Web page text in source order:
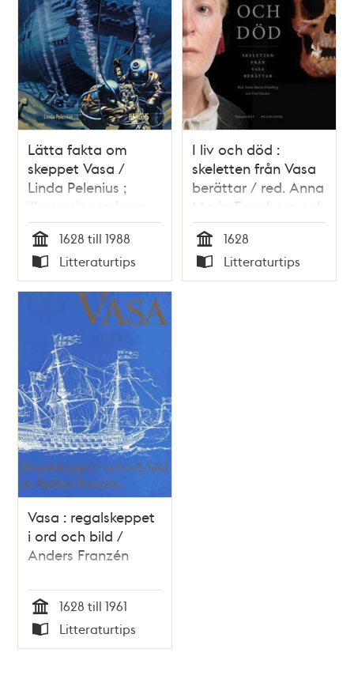
Lätta fakta om
skeppet Vasa /
Linda Pelenius ;
illustrationer: Lena
Thoft Sjöström
Tid
1628 till 1988
Typ
Litteraturtips
I liv och död :
skeletten från Vasa
berättar / red. Anna
Maria Forssberg och
Fred Hocker
Tid
1628
Typ
Litteraturtips
Vasa : regalskeppet
i ord och bild /
Anders Franzén
Tid
1628 till 1961
Typ
Litteraturtips